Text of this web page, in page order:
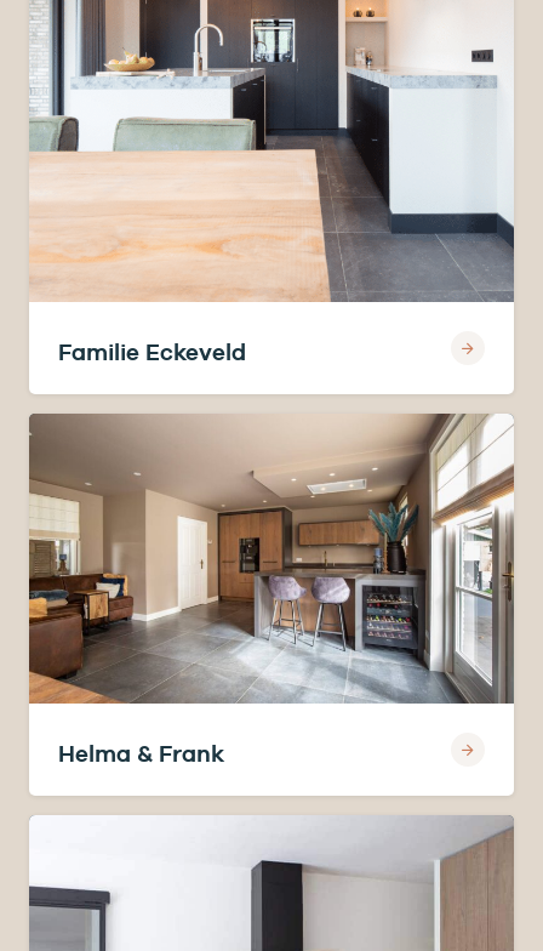
Familie Eckeveld
Helma & Frank